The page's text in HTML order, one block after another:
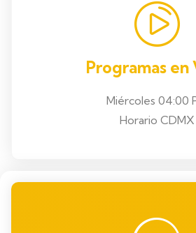
Programas en
Miércoles 04:00
Horario CDMX